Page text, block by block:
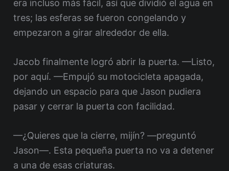
era incluso más fácil, así que dividió el agua en
tres; las esferas se fueron congelando y
empezaron a girar alrededor de ella.
Jacob finalmente logró abrir la puerta. —Listo,
por aquí. —Empujó su motocicleta apagada,
dejando un espacio para que Jason pudiera
pasar y cerrar la puerta con facilidad.
—¿Quieres que la cierre, mijín? —preguntó
Jason—. Esta pequeña puerta no va a detener
a una de esas criaturas.